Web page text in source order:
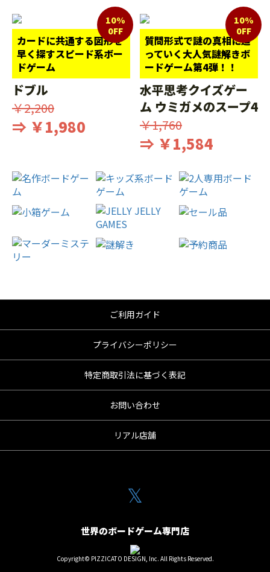
カードに共通する図形を
早く探すスピード系ボー
ドゲーム
10%
0FF
ドブル
￥2,200
⇒ ￥1,980
質問形式で謎の真相に迫
っていく大人気謎解きボ
ードゲーム第4弾！！
10%
0FF
水平思考クイズゲー
ム ウミガメのスープ4
￥1,760
⇒ ￥1,584
ご利用ガイド
プライバシーポリシー
特定商取引法に基づく表記
お問い合わせ
リアル店舗
𝕏
世界のボードゲーム専門店
Copyright© PIZZICATO DESIGN, Inc. All Rights Reserved.